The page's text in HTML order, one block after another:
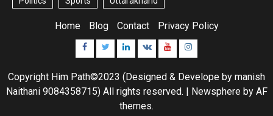
Home Blog Contact Privacy Policy
Facebook
TwitterLinkedin
VK YoutubeInstagram
Copyright Him Path©2023 (Designed & Develope by manish
Naithani 9084358715) All rights reserved. | Newsphereby AF
themes.